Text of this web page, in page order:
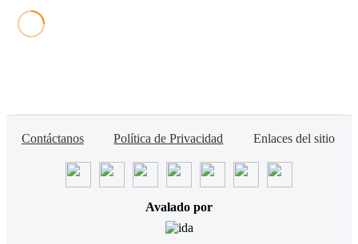
Contáctanos Política de Privacidad Enlaces del sitio
Avalado por